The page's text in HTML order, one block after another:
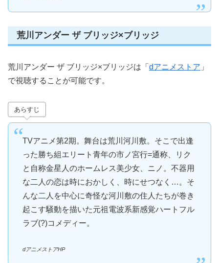
荒川アンダー ザ ブリッジ×ブリッジ
荒川アンダー ザ ブリッジ×ブリッジは「 dアニメストア 」
で視聴することが可能です。
あらすじ
TVアニメ第2期。舞台は荒川河川敷。そこで出逢
った勝ち組エリート青年の市ノ宮行=通称、リク
と自称金星人のホームレス美少女、ニノ。不器用
な二人の恋は時におかしく、時にせつなく…。そ
んな二人を中心に奇怪な河川敷の住人たちが巻き
起こす騒動を描いた元祖電波系新感覚ハートフル
ラブ(?)コメディー。
dアニメストアHP